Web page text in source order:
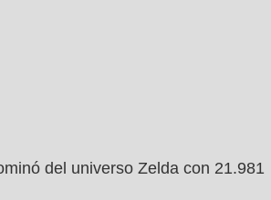
del universo Zelda con 21.981